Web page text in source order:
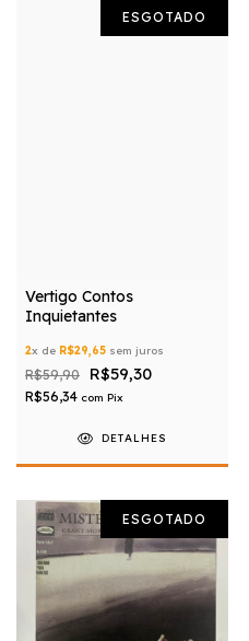
ESGOTADO
Vertigo Contos
Inquietantes
2x de R$29,65 sem juros
R$59,90 R$59,30
R$56,34 com Pix
DETALHES
ESGOTADO